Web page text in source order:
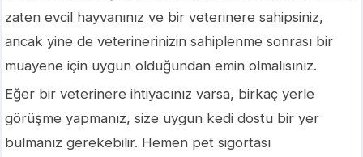
zaten evcil hayvanınız ve bir veterinere sahipsiniz,
ancak yine de veterinerinizin sahiplenme sonrası bir
muayene için uygun olduğundan emin olmalısınız.
Eğer bir veterinere ihtiyacınız varsa, birkaç yerle
görüşme yapmanız, size uygun kedi dostu bir yer
bulmanız gerekebilir. Hemen pet sigortası